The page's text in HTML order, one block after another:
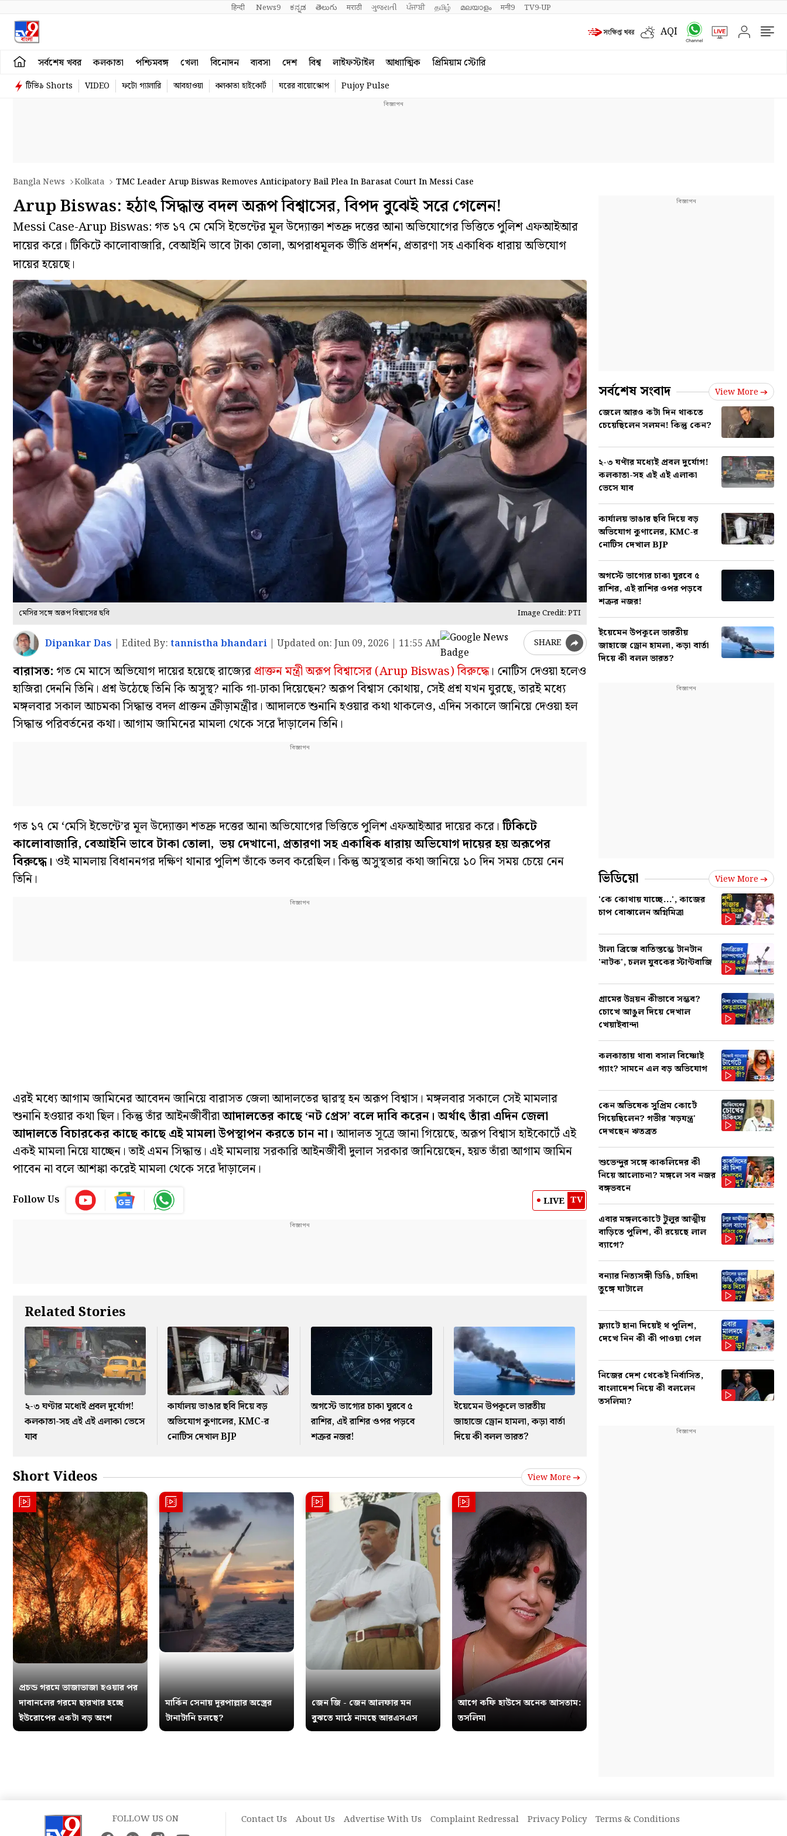
हिन्दी News9 ಕನ್ನಡ తెలుగు मराठी ગુજરાતી ਪੰਜਾਬੀ தமிழ் മലയാളം मनी9 TV9-UP
AQI
সর্বশেষ খবর কলকাতা পশ্চিমবঙ্গ খেলা বিনোদন ব্যবসা দেশ বিশ্ব লাইফস্টাইল আধ্যাত্মিক প্রিমিয়াম স্টোরি
টিভি৯ Shorts VIDEO ফটো গ্যালারি আবহাওয়া কলকাতা হাইকোর্ট ঘরের বায়োস্কোপ Pujoy Pulse
Bangla News Kolkata TMC Leader Arup Biswas Removes Anticipatory Bail Plea In Barasat Court In Messi Case
Arup Biswas: হঠাৎ সিদ্ধান্ত বদল অরূপ বিশ্বাসের, বিপদ বুঝেই সরে গেলেন!
Messi Case-Arup Biswas: গত ১৭ মে মেসি ইভেন্টের মূল উদ্যোক্তা শতদ্রু দত্তের আনা অভিযোগের ভিত্তিতে পুলিশ এফআইআর
দায়ের করে। টিকিটে কালোবাজারি, বেআইনি ভাবে টাকা তোলা, অপরাধমূলক ভীতি প্রদর্শন, প্রতারণা সহ একাধিক ধারায় অভিযোগ
দায়ের হয়েছে।
মেসির সঙ্গে অরূপ বিশ্বাসের ছবি Image Credit: PTI
Dipankar Das | Edited By: tannistha bhandari | Updated on: Jun 09, 2026 | 11:55 AM SHARE
বারাসত:গত মে মাসে অভিযোগ দায়ের হয়েছে রাজ্যেরপ্রাক্তন মন্ত্রী অরূপ বিশ্বাসের (Arup Biswas) বিরুদ্ধে। নোটিস দেওয়া হলেও
হাজিরা দেননি তিনি। প্রশ্ন উঠেছে তিনি কি অসুস্থ? নাকি গা-ঢাকা দিয়েছেন? অরূপ বিশ্বাস কোথায়, সেই প্রশ্ন যখন ঘুরছে, তারই মধ্যে
মঙ্গলবার সকাল আচমকা সিদ্ধান্ত বদল প্রাক্তন ক্রীড়ামন্ত্রীর। আদালতে শুনানি হওয়ার কথা থাকলেও, এদিন সকালে জানিয়ে দেওয়া হল
সিদ্ধান্ত পরিবর্তনের কথা। আগাম জামিনের মামলা থেকে সরে দাঁড়ালেন তিনি।
গত ১৭ মে ‘মেসি ইভেন্টে’র মূল উদ্যোক্তা শতদ্রু দত্তের আনা অভিযোগের ভিত্তিতে পুলিশ এফআইআর দায়ের করে।টিকিটে
কালোবাজারি, বেআইনি ভাবে টাকা তোলা, ভয় দেখানো, প্রতারণা সহ একাধিক ধারায় অভিযোগ দায়ের হয় অরূপের
বিরুদ্ধে। ওই মামলায় বিধাননগর দক্ষিণ থানার পুলিশ তাঁকে তলব করেছিল। কিন্তু অসুস্থতার কথা জানিয়ে ১০ দিন সময় চেয়ে নেন
তিনি।
এরই মধ্যে আগাম জামিনের আবেদন জানিয়ে বারাসত জেলা আদালতের দ্বারস্থ হন অরূপ বিশ্বাস। মঙ্গলবার সকালে সেই মামলার
শুনানি হওয়ার কথা ছিল। কিন্তু তাঁর আইনজীবীরাআদালতের কাছে ‘নট প্রেস’ বলে দাবি করেন। অর্থাৎ তাঁরা এদিন জেলা
আদালতে বিচারকের কাছে কাছে এই মামলা উপস্থাপন করতে চান না।আদালত সূত্রে জানা গিয়েছে, অরূপ বিশ্বাস হাইকোর্টে এই
একই মামলা নিয়ে যাচ্ছেন। তাই এমন সিদ্ধান্ত। এই মামলায় সরকারি আইনজীবী দুলাল সরকার জানিয়েছেন, হয়ত তাঁরা আগাম জামিন
পাবেন না বলে আশঙ্কা করেই মামলা থেকে সরে দাঁড়ালেন।
Follow Us LIVE TV
Related Stories
২-৩ ঘণ্টার মধ্যেই প্রবল দুর্যোগ!
কলকাতা-সহ এই এই এলাকা ভেসে
যাব
কার্যালয় ভাঙার ছবি দিয়ে বড়
অভিযোগ কুণালের, KMC-র
নোটিস দেখাল BJP
অগস্টে ভাগ্যের চাকা ঘুরবে ৫
রাশির, এই রাশির ওপর পড়বে
শত্রুর নজর!
ইয়েমেন উপকূলে ভারতীয়
জাহাজে ড্রোন হামলা, কড়া বার্তা
দিয়ে কী বলল ভারত?
Short Videos View More
প্রচন্ড গরমে ভাজাভাজা হওয়ার পর
দাবানলের গরমে ছারখার হচ্ছে
ইউরোপের একটা বড় অংশ
মার্কিন সেনায় দূরপাল্লার অস্ত্রের
টানাটানি চলছে?
জেন জি - জেন আলফার মন
বুঝতে মাঠে নামছে আরএসএস
আগে কফি হাউসে অনেক আসতাম:
তসলিমা
সর্বশেষ সংবাদ View More
জেলে আরও কটা দিন থাকতে
চেয়েছিলেন সলমন! কিন্তু কেন?
২-৩ ঘণ্টার মধ্যেই প্রবল দুর্যোগ!
কলকাতা-সহ এই এই এলাকা
ভেসে যাব
কার্যালয় ভাঙার ছবি দিয়ে বড়
অভিযোগ কুণালের, KMC-র
নোটিস দেখাল BJP
অগস্টে ভাগ্যের চাকা ঘুরবে ৫
রাশির, এই রাশির ওপর পড়বে
শত্রুর নজর!
ইয়েমেন উপকূলে ভারতীয়
জাহাজে ড্রোন হামলা, কড়া বার্তা
দিয়ে কী বলল ভারত?
ভিডিয়ো View More
'কে কোথায় যাচ্ছে...', কাজের
চাপ বোঝালেন অগ্নিমিত্রা
টালা ব্রিজে বাতিস্তম্ভে টানটান
'নাটক', চলল যুবকের স্টান্টবাজি
গ্রামের উন্নয়ন কীভাবে সম্ভব?
চোখে আঙুল দিয়ে দেখাল
খেয়াইবান্দা
কলকাতায় থাবা বসাল বিষ্ণোই
গ্যাং? সামনে এল বড় অভিযোগ
কেন অভিষেক সুপ্রিম কোর্টে
গিয়েছিলেন? গভীর 'ষড়যন্ত্র'
দেখছেন ঋতব্রত
শুভেন্দুর সঙ্গে কাকলিদের কী
নিয়ে আলোচনা? মঙ্গলে সব নজর
বঙ্গভবনে
এবার মঙ্গলকোটে টুলুর আত্মীয়
বাড়িতে পুলিশ, কী রয়েছে লাল
ব্যাগে?
বন্যার নিত্যসঙ্গী ডিঙি, চাহিদা
তুঙ্গে ঘাটালে
ফ্ল্যাটে হানা দিয়েই থ পুলিশ,
দেখে নিন কী কী পাওয়া গেল
নিজের দেশ থেকেই নির্বাসিত,
বাংলাদেশ নিয়ে কী বললেন
তসলিমা?
FOLLOW US ON Contact Us About Us Advertise With Us Complaint Redressal Privacy Policy Terms & Conditions